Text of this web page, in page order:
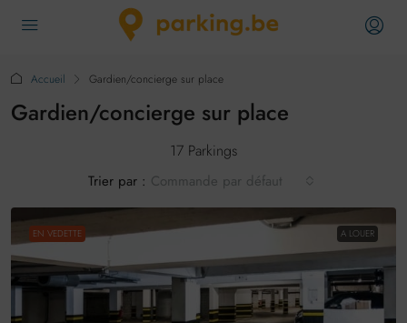
Accueil Gardien/concierge sur place
Gardien/concierge sur place
17 Parkings
Trier par : Commande par défaut
EN VEDETTE A LOUER